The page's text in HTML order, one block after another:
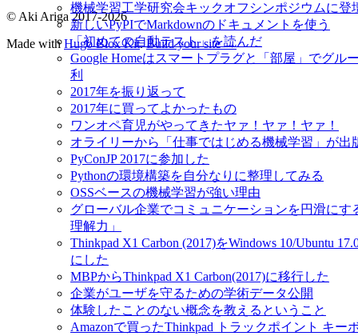
機械学習工学研究会キックオフシンポジウムに登
新しいPyPIでMarkdownのドキュメントを使う
「初めての自動テスト」を読んだ
Google Homeはスマートプラグと「部屋」でグル
利
2017年を振り返って
2017年に買ってよかったもの
ワンオペ育児がやってきたヤァ！ヤァ！ヤァ！
オライリーから「仕事ではじめる機械学習」が出
PyConJP 2017に参加した
Pythonの環境構築を自分なりに整理してみる
OSSベースの機械学習が強い理由
グローバル企業でコミュニケーションを円滑にす
理解力」
Thinkpad X1 Carbon (2017)をWindows 10/Ubuntu
にした
MBPからThinkpad X1 Carbon(2017)に移行した
企業がユーザを守るための学術データ公開
体験したことのない概念を教えるということ
Amazonで買ったThinkpad トラックポイント キー
© Aki Ariga 2017-2026
Made withHugo Blox Kit.Build your site →